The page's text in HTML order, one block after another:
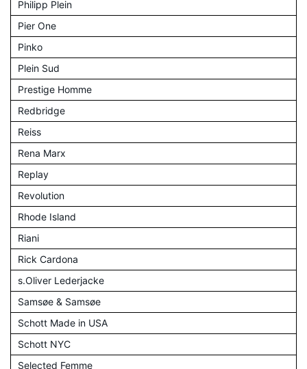
Philipp Plein
Pier One
Pinko
Plein Sud
Prestige Homme
Redbridge
Reiss
Rena Marx
Replay
Revolution
Rhode Island
Riani
Rick Cardona
s.Oliver Lederjacke
Samsøe & Samsøe
Schott Made in USA
Schott NYC
Selected Femme